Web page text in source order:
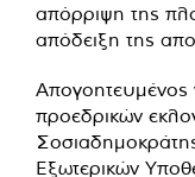
απόρριψη της
απόδειξη της
Απογοητευμένος
προεδρικών
Εξωτερικών